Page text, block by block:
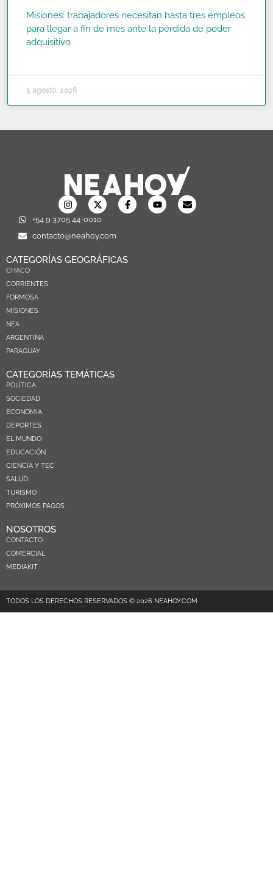
Misiones: trabajadores necesitan hasta tres empleos
para llegar a fin de mes ante la pérdida de poder
adquisitivo
5 agosto, 2026
+54 9 3705 44-0010
contacto@neahoy.com
CATEGORÍAS GEOGRÁFICAS
CHACO
CORRIENTES
FORMOSA
MISIONES
NEA
ARGENTINA
PARAGUAY
CATEGORÍAS TEMÁTICAS
POLÍTICA
SOCIEDAD
ECONOMIA
DEPORTES
EL MUNDO
EDUCACIÓN
CIENCIA Y TEC
SALUD
TURISMO
PRÓXIMOS PAGOS
NOSOTROS
CONTACTO
COMERCIAL
MEDIAKIT
TODOS LOS DERECHOS RESERVADOS © 2026 NEAHOY.COM